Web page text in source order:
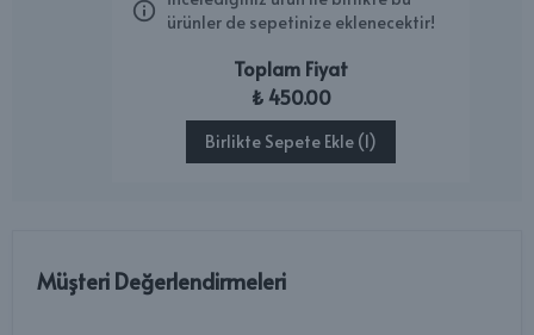
ürünler de sepetinize eklenecektir!
Toplam Fiyat
₺ 450.00
Birlikte Sepete Ekle (1)
Müşteri Değerlendirmeleri